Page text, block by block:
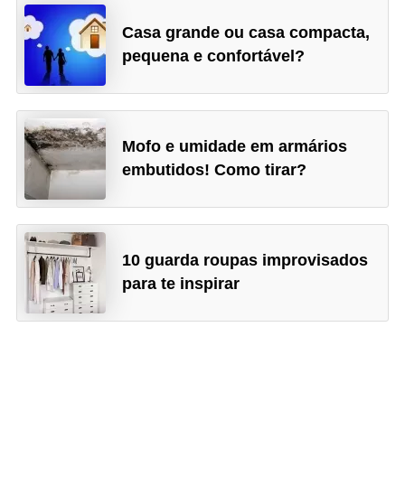
Casa grande ou casa compacta,
pequena e confortável?
Mofo e umidade em armários
embutidos! Como tirar?
10 guarda roupas improvisados
para te inspirar